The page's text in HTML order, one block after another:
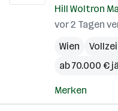
Hill Woltron
vor 2 Tagen
Wien
ab 70.000 €
Merken